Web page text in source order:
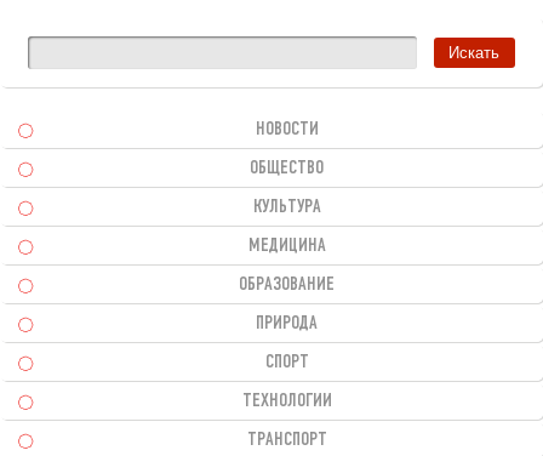
НОВОСТИ
ОБЩЕСТВО
КУЛЬТУРА
МЕДИЦИНА
ОБРАЗОВАНИЕ
ПРИРОДА
СПОРТ
ТЕХНОЛОГИИ
ТРАНСПОРТ